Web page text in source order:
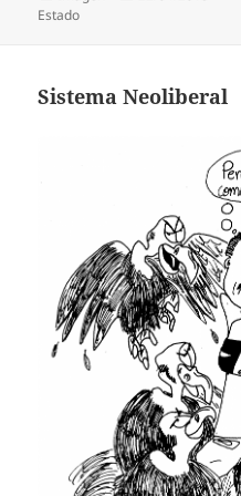
Estado
Sistema Neoliberal